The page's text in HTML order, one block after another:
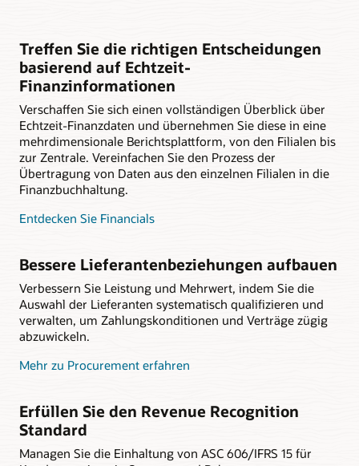
Treffen Sie die richtigen Entscheidungen
basierend auf Echtzeit-
Finanzinformationen
Verschaffen Sie sich einen vollständigen Überblick über
Echtzeit-Finanzdaten und übernehmen Sie diese in eine
mehrdimensionale Berichtsplattform, von den Filialen bis
zur Zentrale. Vereinfachen Sie den Prozess der
Übertragung von Daten aus den einzelnen Filialen in die
Finanzbuchhaltung.
Entdecken Sie Financials
Bessere Lieferantenbeziehungen aufbauen
Verbessern Sie Leistung und Mehrwert, indem Sie die
Auswahl der Lieferanten systematisch qualifizieren und
verwalten, um Zahlungskonditionen und Verträge zügig
abzuwickeln.
Mehr zu Procurement erfahren
Erfüllen Sie den Revenue Recognition
Standard
Managen Sie die Einhaltung von ASC 606/IFRS 15 für